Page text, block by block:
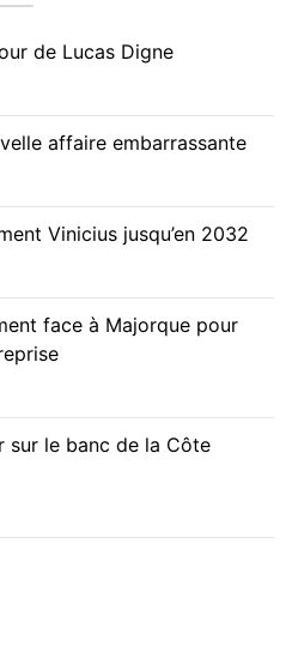
de Lucas Digne
affaire embarrassante
Vinicius jusqu’en 2032
face à Majorque pour
sur le banc de la Côte